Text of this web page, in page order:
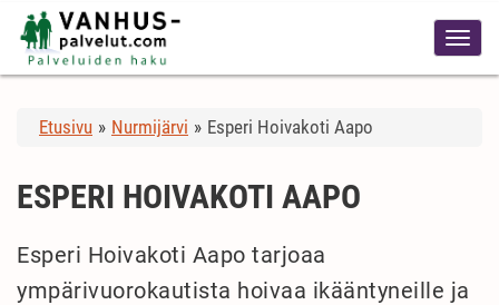
Etusivu » Nurmijärvi » Esperi Hoivakoti Aapo
ESPERI HOIVAKOTI AAPO
Esperi Hoivakoti Aapo tarjoaa
ympärivuorokautista hoivaa ikääntyneille ja